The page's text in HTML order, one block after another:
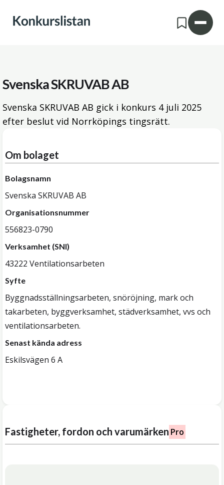
Svenska SKRUVAB AB
Svenska SKRUVAB AB gick i konkurs 4 juli 2025
efter beslut vid Norrköpings tingsrätt.
Om bolaget
Bolagsnamn
Svenska SKRUVAB AB
Organisationsnummer
556823-0790
Verksamhet (SNI)
43222 Ventilationsarbeten
Syfte
Byggnadsställningsarbeten, snöröjning, mark och
takarbeten, byggverksamhet, städverksamhet, vvs och
ventilationsarbeten.
Senast kända adress
Eskilsvägen 6 A
Fastigheter, fordon och varumärken Pro